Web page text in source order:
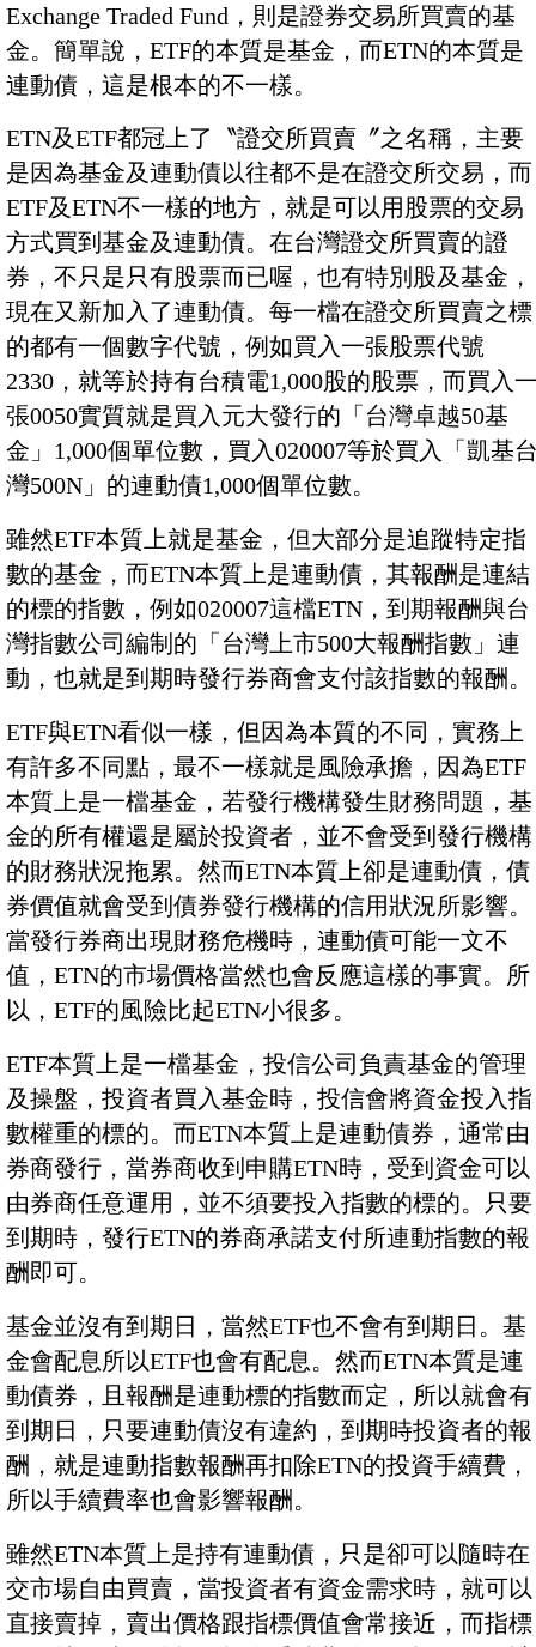
Exchange Traded Fund，則是證券交易所買賣的基
金。簡單說，ETF的本質是基金，而ETN的本質是
連動債，這是根本的不一樣。
ETN及ETF都冠上了〝證交所買賣〞之名稱，主要
是因為基金及連動債以往都不是在證交所交易，而
ETF及ETN不一樣的地方，就是可以用股票的交易
方式買到基金及連動債。在台灣證交所買賣的證
券，不只是只有股票而已喔，也有特別股及基金，
現在又新加入了連動債。每一檔在證交所買賣之標
的都有一個數字代號，例如買入一張股票代號
2330，就等於持有台積電1,000股的股票，而買入
張0050實質就是買入元大發行的「台灣卓越50基
金」1,000個單位數，買入020007等於買入「凱基
灣500N」的連動債1,000個單位數。
雖然ETF本質上就是基金，但大部分是追蹤特定指
數的基金，而ETN本質上是連動債，其報酬是連結
的標的指數，例如020007這檔ETN，到期報酬與台
灣指數公司編制的「台灣上市500大報酬指數」連
動，也就是到期時發行券商會支付該指數的報酬。
ETF與ETN看似一樣，但因為本質的不同，實務上
有許多不同點，最不一樣就是風險承擔，因為ETF
本質上是一檔基金，若發行機構發生財務問題，基
金的所有權還是屬於投資者，並不會受到發行機構
的財務狀況拖累。然而ETN本質上卻是連動債，債
券價值就會受到債券發行機構的信用狀況所影響。
當發行券商出現財務危機時，連動債可能一文不
值，ETN的市場價格當然也會反應這樣的事實。所
以，ETF的風險比起ETN小很多。
ETF本質上是一檔基金，投信公司負責基金的管理
及操盤，投資者買入基金時，投信會將資金投入指
數權重的標的。而ETN本質上是連動債券，通常由
券商發行，當券商收到申購ETN時，受到資金可以
由券商任意運用，並不須要投入指數的標的。只要
到期時，發行ETN的券商承諾支付所連動指數的報
酬即可。
基金並沒有到期日，當然ETF也不會有到期日。基
金會配息所以ETF也會有配息。然而ETN本質是連
動債券，且報酬是連動標的指數而定，所以就會有
到期日，只要連動債沒有違約，到期時投資者的報
酬，就是連動指數報酬再扣除ETN的投資手續費，
所以手續費率也會影響報酬。
雖然ETN本質上是持有連動債，只是卻可以隨時在
交市場自由買賣，當投資者有資金需求時，就可以
直接賣掉，賣出價格跟指標價值會常接近，而指標